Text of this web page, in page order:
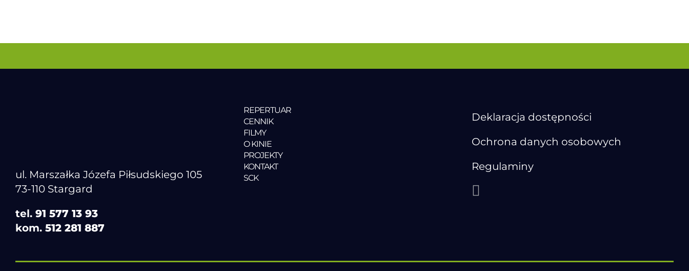
ul. Marszałka Józefa Piłsudskiego 105
73-110 Stargard
tel. 91 577 13 93
kom. 512 281 887
REPERTUAR
CENNIK
FILMY
O KINIE
PROJEKTY
KONTAKT
SCK
Deklaracja dostępności
Ochrona danych osobowych
Regulaminy